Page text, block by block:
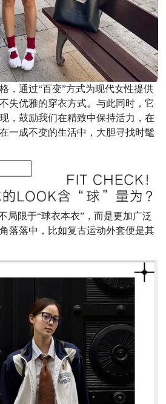
，通过“百变”方式为现代女性提供
失优雅的穿衣方式。与此同时，它
，鼓励我们在精致中保持活力，在
一成不变的生活中，大胆寻找时髦
局限于“球衣本衣”，而是更加广泛
落落中，比如复古运动外套便是其